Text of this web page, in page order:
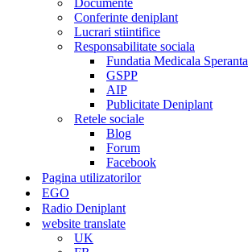
Documente
Conferinte deniplant
Lucrari stiintifice
Responsabilitate sociala
Fundatia Medicala Speranta
GSPP
AIP
Publicitate Deniplant
Retele sociale
Blog
Forum
Facebook
Pagina utilizatorilor
EGO
Radio Deniplant
website translate
UK